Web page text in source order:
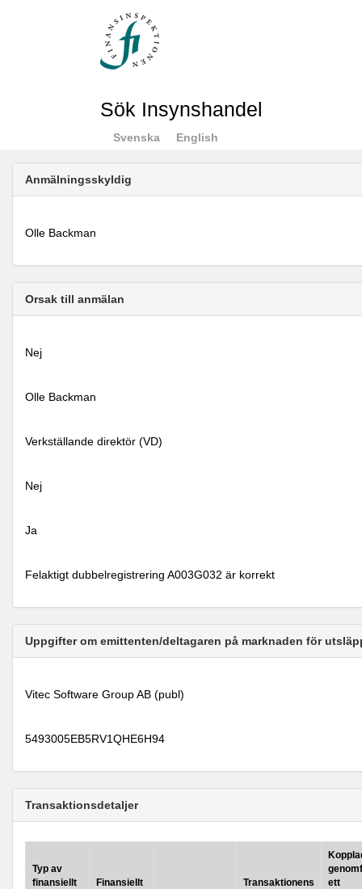
Sök Insynshandel
Svenska English
Anmälningsskyldig
Olle Backman
Orsak till anmälan
Nej
Olle Backman
Verkställande direktör (VD)
Nej
Ja
Felaktigt dubbelregistrering A003G032 är korrekt
Uppgifter om emittenten/deltagaren på marknaden för
Vitec Software Group AB (publ)
5493005EB5RV1QHE6H94
Transaktionsdetaljer
Typ av
finansiellt
Finansiellt
Transaktionens
ett